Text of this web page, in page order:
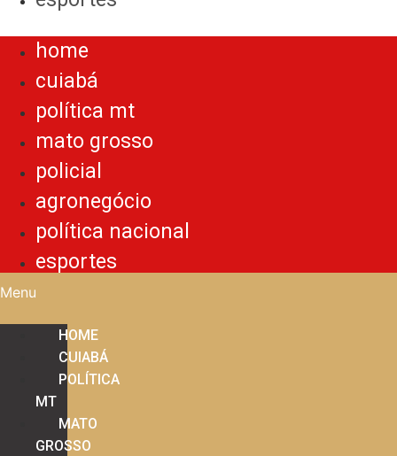
home
cuiabá
política mt
mato grosso
policial
agronegócio
política nacional
esportes
Menu
HOME
CUIABÁ
POLÍTICA
MT
MATO
GROSSO